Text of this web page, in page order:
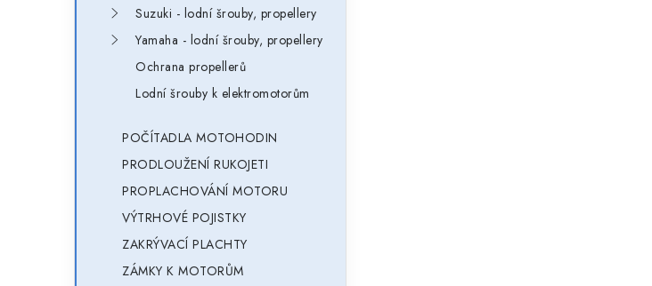
Suzuki - lodní šrouby, propellery
Yamaha - lodní šrouby, propellery
Ochrana propellerů
Lodní šrouby k elektromotorům
POČÍTADLA MOTOHODIN
PRODLOUŽENÍ RUKOJETI
PROPLACHOVÁNÍ MOTORU
VÝTRHOVÉ POJISTKY
ZAKRÝVACÍ PLACHTY
ZÁMKY K MOTORŮM